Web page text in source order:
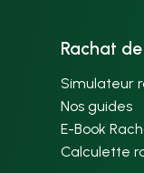
Rachat
Simulateur
Nos guides
E-Book
Calculette